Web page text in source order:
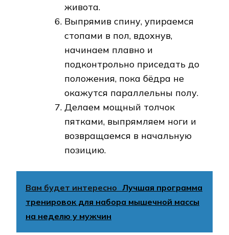
живота.
Выпрямив спину, упираемся
стопами в пол, вдохнув,
начинаем плавно и
подконтрольно приседать до
положения, пока бёдра не
окажутся параллельны полу.
Делаем мощный толчок
пятками, выпрямляем ноги и
возвращаемся в начальную
позицию.
Вам будет интересно Лучшая программа
тренировок для набора мышечной массы
на неделю у мужчин